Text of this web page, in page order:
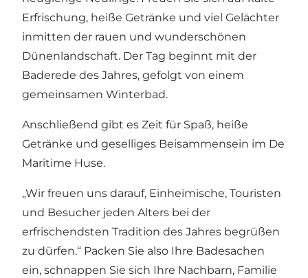
Erfrischung, heiße Getränke und viel Gelächter
inmitten der rauen und wunderschönen
Dünenlandschaft. Der Tag beginnt mit der
Baderede des Jahres, gefolgt von einem
gemeinsamen Winterbad.
Anschließend gibt es Zeit für Spaß, heiße
Getränke und geselliges Beisammensein im De
Maritime Huse.
„Wir freuen uns darauf, Einheimische, Touristen
und Besucher jeden Alters bei der
erfrischendsten Tradition des Jahres begrüßen
zu dürfen.“ Packen Sie also Ihre Badesachen
ein, schnappen Sie sich Ihre Nachbarn, Familie